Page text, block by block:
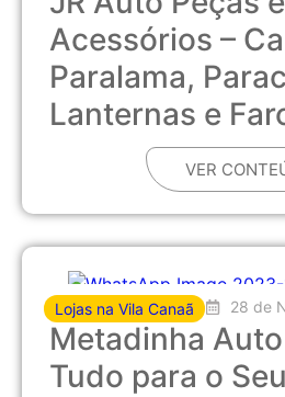
Acessórios –
Paralama,
Lanternas e
VER
Lojas na Vila Canaã 28 de
Metadinha
Tudo para o